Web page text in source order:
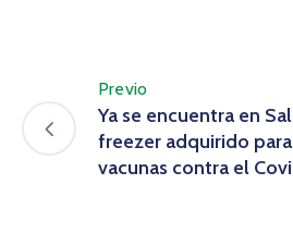
Previo
Ya se encuentra en
freezer adquirido
vacunas contra el